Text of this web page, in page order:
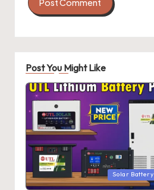
Post You Might Like
Posted
in
Solar Battery